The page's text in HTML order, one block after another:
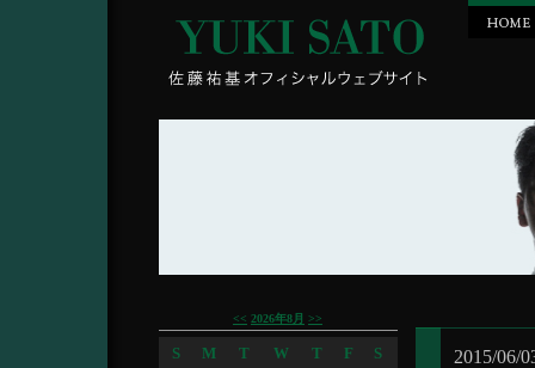
2015/06/
<< 2026年8月 >>
S M T W T F
S